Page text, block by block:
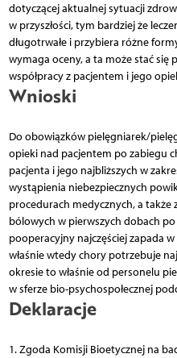
dotyczącej aktualnej sytuacji
w przyszłości, tym bardziej że
długotrwałe i przybiera różne
wymaga oceny, a ta może stać się
współpracy z pacjentem i jego
Wnioski
Do obowiązków pielęgniarek/
opieki nad pacjentem po zabiegu
pacjenta i jego najbliższych w
wystąpienia niebezpiecznych
procedurach medycznych, a
bólowych w pierwszych dobach
pooperacyjny najczęściej zapada
właśnie wtedy chory potrzebuje
okresie to właśnie od personelu
w sferze bio-psychospołecznej
Deklaracje
1. Zgoda Komisji Bioetycznej na